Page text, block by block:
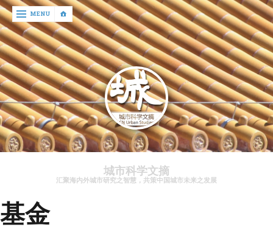
‹
return

文
章
资
讯
关
MENU
城市科学文摘
汇聚海内外城市研究之智慧，共策中国城市未来之发展
基金